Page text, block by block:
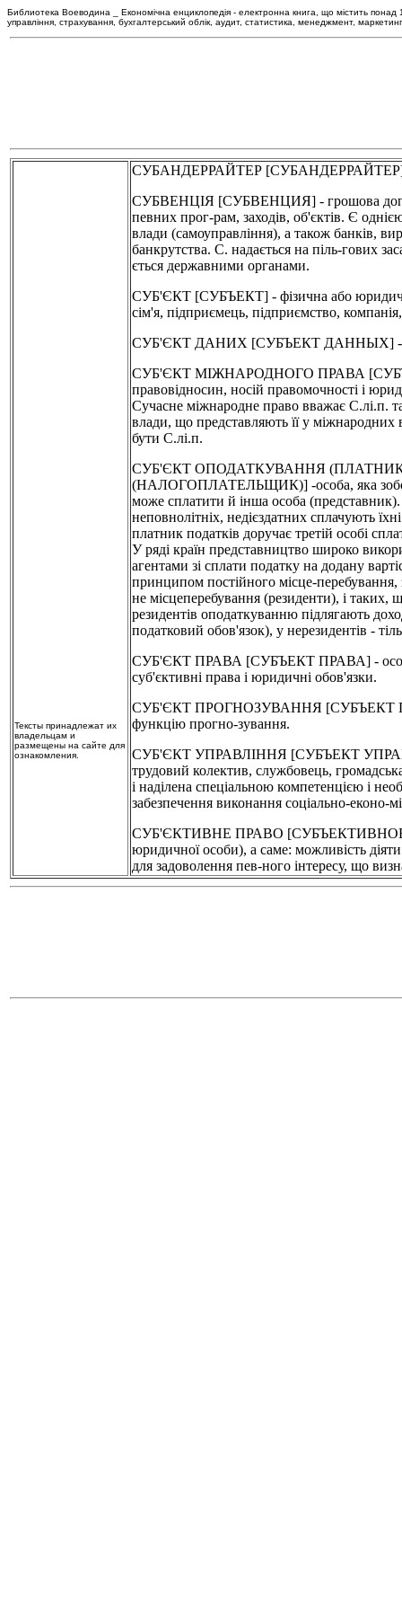
Библиотека Воеводина _ Економічна енциклопедія - електронна книга, що містить понад
управління, страхування, бухгалтерський облік, аудит, статистика, менеджмент, маркетинг
Тексты принадлежат их
владельцам и
размещены на сайте для
ознакомления.
СУБАНДЕРРАЙТЕР [СУБАНДЕРРАЙТЕР] -
СУБВЕНЦІЯ [СУБВЕНЦИЯ] - грошова
певних прог-рам, заходів, об'єктів. Є
влади (самоуправління), а також банків,
банкрутства. С. надається на піль-гових
ється державними органами.
СУБ'ЄКТ [СУБЪЕКТ] - фізична або юридич-
сім'я, підприємець, підприємство,
СУБ'ЄКТ ДАНИХ [СУБЪЕКТ ДАННЫХ] -
СУБ'ЄКТ МІЖНАРОДНОГО ПРАВА
правовідносин, носій правомочності і
Сучасне міжнародне право вважає С.лі.п.
влади, що представляють її у
бути С.лі.п.
СУБ'ЄКТ ОПОДАТКУВАННЯ
(НАЛОГОПЛАТЕЛЬЩИК)] -особа, яка
може сплатити й інша особа
неповнолітніх, недієздатних сплачують
платник податків доручає третій особі
У ряді країн представництво широко
агентами зі сплати податку на додану
принципом постійного місце-перебування,
не місцеперебування (резиденти), і
резидентів оподаткуванню підлягають
податковий обов'язок), у нерезидентів -
СУБ'ЄКТ ПРАВА [СУБЪЕКТ ПРАВА] - осо-ба
суб'єктивні права і юридичні обов'язки.
СУБ'ЄКТ ПРОГНОЗУВАННЯ [СУБЪЕКТ
функцію прогно-зування.
СУБ'ЄКТ УПРАВЛІННЯ [СУБЪЕКТ
трудовий колектив, службовець,
і наділена спеціальною компетенцією і
забезпечення виконання соціально-еконо-
СУБ'ЄКТИВНЕ ПРАВО [СУБЪЕКТИВНОЕ
юридичної особи), а саме: можливість
для задоволення пев-ного інтересу, що